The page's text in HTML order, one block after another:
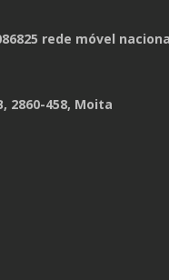
rede móvel
2860-458, Moita